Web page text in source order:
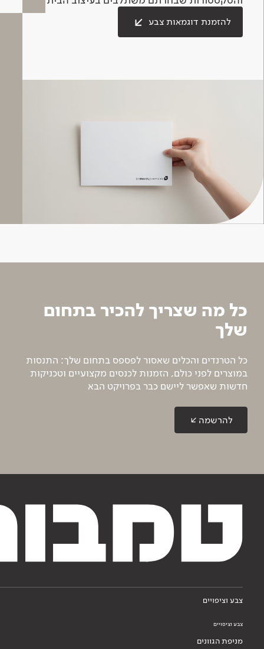
להזמנת דוגמאות צבע
כל מה שצריך להכיר בתחום
שלך
כל הטרנדים והכלים שאסור לפספס בתחום שלך: התנסות
במוצרים לפני כולם, הזמנות לכנסים מקצועיים וטכניקות
חדשות שאפשר ליישם כבר בפרויקט הבא
להרשמה
צבע וציפויים
צבע וציפויים
מניפת הגוונים